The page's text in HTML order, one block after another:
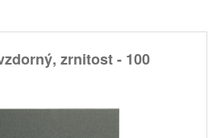
zrnitost - 100